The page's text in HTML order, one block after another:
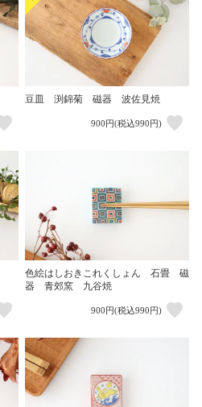
豆皿 渕錦菊 磁器 波佐見焼
900円(税込990円)
色絵はしおきこれくしょん 石畳 磁
器 青郊窯 九谷焼
900円(税込990円)